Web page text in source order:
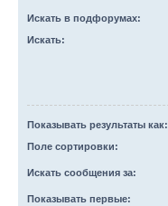
Искать в подфорумах:
Искать:
Показывать результаты как:
Поле сортировки:
Искать сообщения за:
Показывать первые: